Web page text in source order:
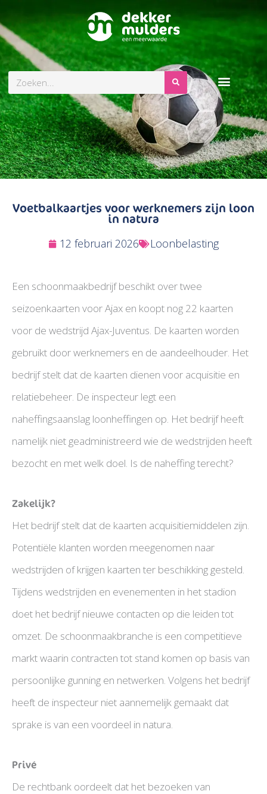
Zoeken
Voetbalkaartjes voor werknemers zijn loon
in natura
12 februari 2026 Loonbelasting
Een schoonmaakbedrijf beschikt over twee
seizoenkaarten voor Ajax en koopt nog 22 kaarten
voor de wedstrijd Ajax-Juventus. De kaarten worden
gebruikt door werknemers en de aandeelhouder. Het
bedrijf stelt dat de kaarten dienen voor acquisitie en
relatiebeheer. De inspecteur legt een
naheffingsaanslag loonheffingen op. Het bedrijf heeft
namelijk niet geadministreerd wie de wedstrijden heeft
bezocht en met welk doel. Is de naheffing terecht?
Zakelijk?
Het bedrijf stelt dat de kaarten acquisitiemiddelen zijn.
Potentiële klanten worden meegenomen naar
wedstrijden of krijgen kaarten ter beschikking gesteld.
Tijdens wedstrijden en evenementen in het stadion
doet het bedrijf nieuwe contacten op die leiden tot
omzet. De schoonmaakbranche is een competitieve
markt waarin contracten tot stand komen op basis van
persoonlijke gunning en netwerken. Volgens het bedrijf
heeft de inspecteur niet aannemelijk gemaakt dat
sprake is van een voordeel in natura.
Privé
De rechtbank oordeelt dat het bezoeken van